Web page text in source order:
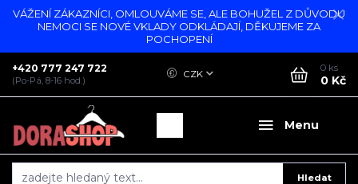
VÁŽENÍ ZÁKAZNÍCI, OMLOUVÁME SE, ALE BOHUŽEL Z DŮVODU
NEMOCI SE NOVÉ VKLADY ODKLÁDAJÍ, DĚKUJEME ZA
POCHOPENÍ
Menu
CZK
Hledat
+420 777 247 722
(Po-Pá, 8-16 hod.)
0 ks
0 Kč